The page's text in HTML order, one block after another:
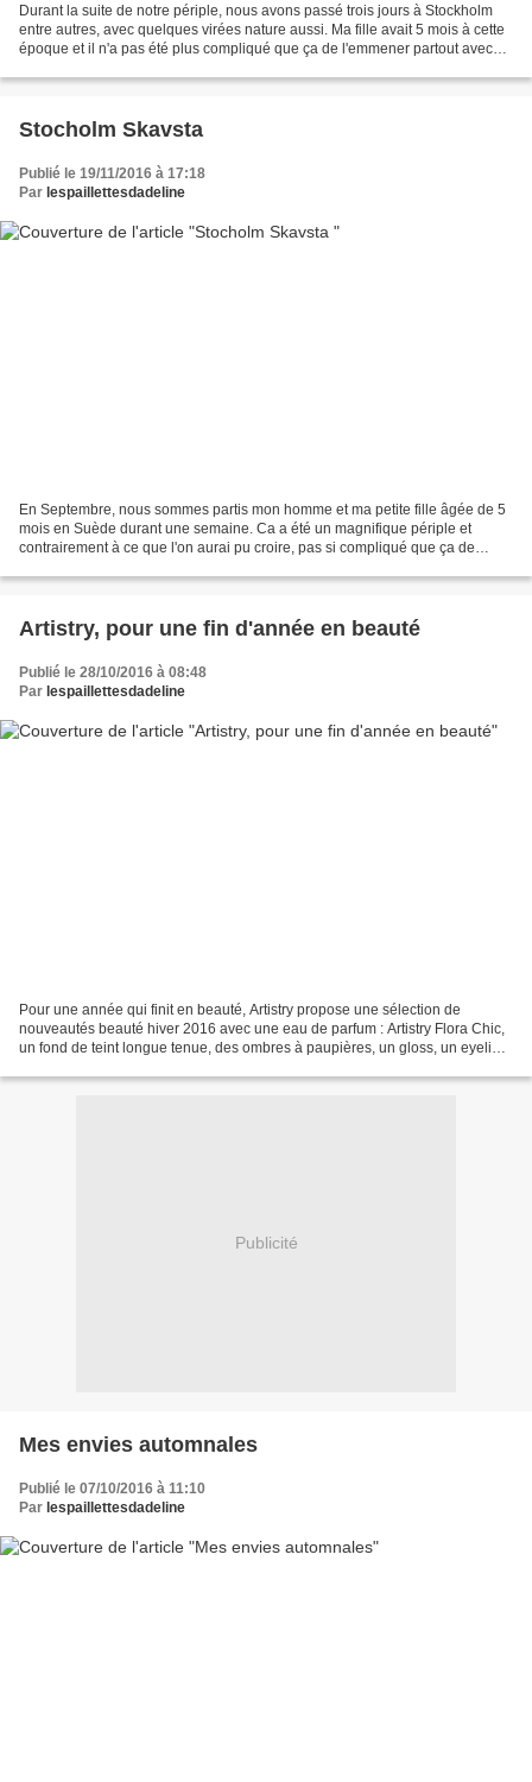
Durant la suite de notre périple, nous avons passé trois jours à Stockholm
entre autres, avec quelques virées nature aussi. Ma fille avait 5 mois à cette
époque et il n'a pas été plus compliqué que ça de l'emmener partout avec
Stocholm Skavsta
Publié le 19/11/2016 à 17:18
Par lespaillettesdadeline
En Septembre, nous sommes partis mon homme et ma petite fille âgée de 5
mois en Suède durant une semaine. Ca a été un magnifique périple et
contrairement à ce que l'on aurai pu croire, pas si compliqué que ça de
Artistry, pour une fin d'année en beauté
Publié le 28/10/2016 à 08:48
Par lespaillettesdadeline
Pour une année qui finit en beauté, Artistry propose une sélection de
nouveautés beauté hiver 2016 avec une eau de parfum : Artistry Flora Chic,
un fond de teint longue tenue, des ombres à paupières, un gloss, un eyeliner
Publicité
Mes envies automnales
Publié le 07/10/2016 à 11:10
Par lespaillettesdadeline